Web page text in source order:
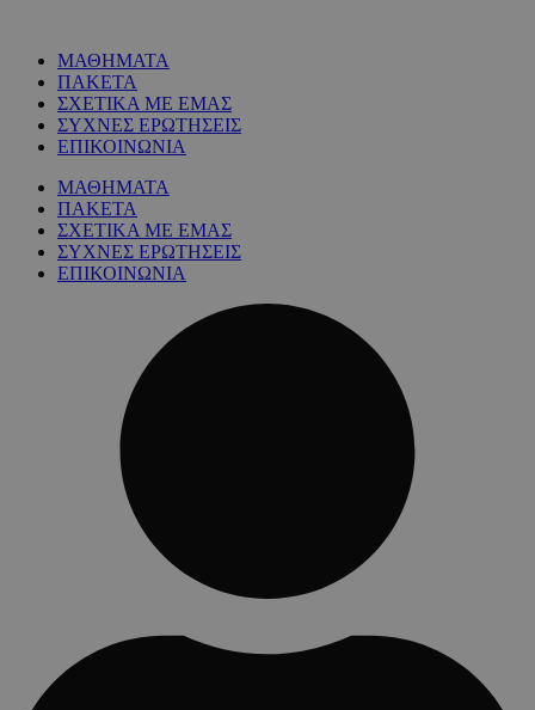
ΜΑΘΗΜΑΤΑ
ΠΑΚΕΤΑ
ΣΧΕΤΙΚΑ ΜΕ ΕΜΑΣ
ΣΥΧΝΕΣ ΕΡΩΤΗΣΕΙΣ
ΕΠΙΚΟΙΝΩΝΙΑ
ΜΑΘΗΜΑΤΑ
ΠΑΚΕΤΑ
ΣΧΕΤΙΚΑ ΜΕ ΕΜΑΣ
ΣΥΧΝΕΣ ΕΡΩΤΗΣΕΙΣ
ΕΠΙΚΟΙΝΩΝΙΑ